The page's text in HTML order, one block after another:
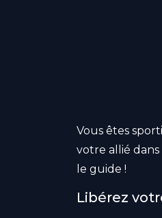
Vous êtes
votre allié dans
le guide !
Libérez